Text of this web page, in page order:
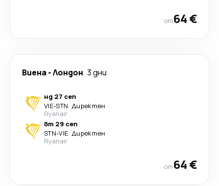
от64 €
Виена-Лондон 3 дни
нд 27 сеп
VIE-STN· Директен
Ryanair
вт 29 сеп
STN-VIE· Директен
Ryanair
от64 €